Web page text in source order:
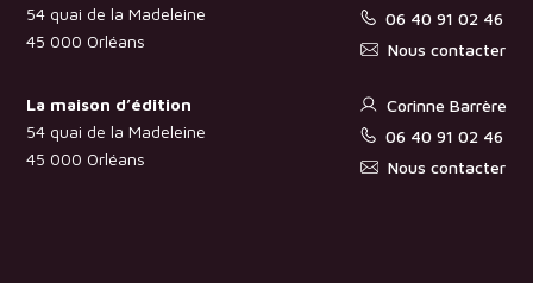
54 quai de la Madeleine
45 000 Orléans
06 40 91 02 46
Nous contacter
La maison d’édition
54 quai de la Madeleine
45 000 Orléans
Corinne Barrère
06 40 91 02 46
Nous contacter